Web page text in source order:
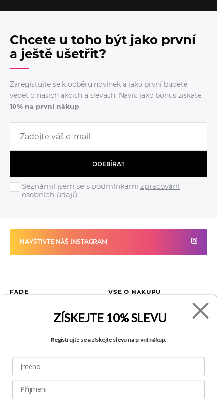
Chcete u toho být jako první
a ještě ušetřit?
Zaregistujte se k odběru novinek a jako první budete
vědět o našich akcích a slevách. Navíc jako bonus získáte
10% na první nákup.
ODEBÍRAT
Seznámil jsem se s podmínkami zpracování
osobních údajů
NAVŠTIVTE NÁŠ INSTAGRAM
FADE
Blog
VŠE O NÁKUPU
Jak reklamovat zboží
Tabulka velikostí
Recyklace
ZÍSKEJTE 10% SLEVU
Registrujte se a získejte slevu na první nákup.